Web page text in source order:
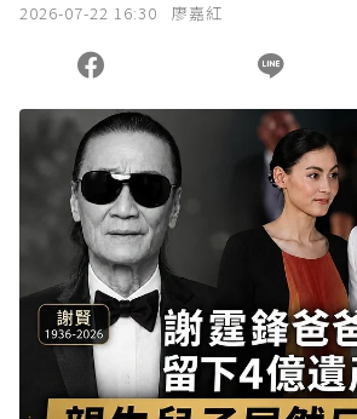
2026-07-22 16:30 廖嘉紅